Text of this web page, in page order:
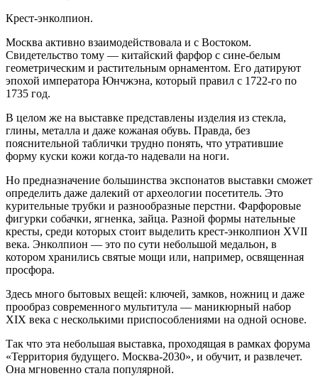
Крест-энколпион.
Москва активно взаимодействовала и с Востоком.
Свидетельство тому — китайский фарфор с сине-белым
геометрическим и растительным орнаментом. Его датируют
эпохой императора Юнчжэна, который правил с 1722-го по
1735 год.
В целом же на выставке представлены изделия из стекла,
глины, металла и даже кожаная обувь. Правда, без
пояснительной таблички трудно понять, что утратившие
форму куски кожи когда-то надевали на ноги.
Но предназначение большинства экспонатов выставки сможет
определить даже далекий от археологии посетитель. Это
курительные трубки и разнообразные перстни. Фарфоровые
фигурки собачки, ягненка, зайца. Разной формы нательные
кресты, среди которых стоит выделить крест-энколпион XVII
века. Энколпион — это по сути небольшой медальон, в
котором хранились святые мощи или, например, освященная
просфора.
Здесь много бытовых вещей: ключей, замков, ножниц и даже
прообраз современного мультитула — маникюрный набор
XIX века с несколькими приспособлениями на одной основе.
Так что эта небольшая выставка, проходящая в рамках форума
«Территория будущего. Москва-2030», и обучит, и развлечет.
Она мгновенно стала популярной.